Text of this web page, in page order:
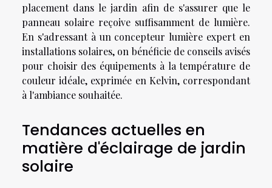
placement dans le jardin afin de s'assurer que le
panneau solaire reçoive suffisamment de lumière.
En s'adressant à un concepteur lumière expert en
installations solaires, on bénéficie de conseils avisés
pour choisir des équipements à la température de
couleur idéale, exprimée en Kelvin, correspondant
à l'ambiance souhaitée.
Tendances actuelles en
matière d'éclairage de jardin
solaire